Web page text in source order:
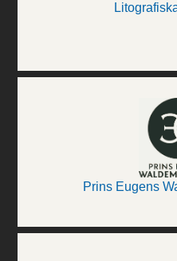
Prins Eugens